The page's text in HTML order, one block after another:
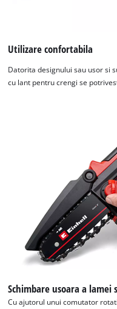
Utilizare confortabila
Datorita designului sau usor si
cu lant pentru crengi se
Schimbare usoara a
Cu ajutorul unui comutator